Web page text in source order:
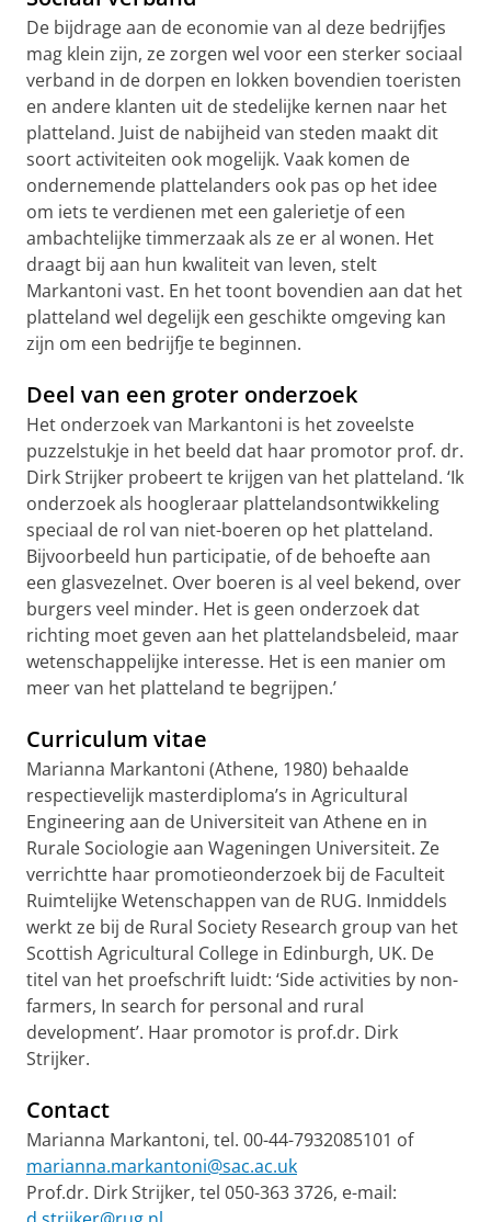
De bijdrage aan de economie van al deze bedrijfjes
mag klein zijn, ze zorgen wel voor een sterker sociaal
verband in de dorpen en lokken bovendien toeristen
en andere klanten uit de stedelijke kernen naar het
platteland. Juist de nabijheid van steden maakt dit
soort activiteiten ook mogelijk. Vaak komen de
ondernemende plattelanders ook pas op het idee
om iets te verdienen met een galerietje of een
ambachtelijke timmerzaak als ze er al wonen. Het
draagt bij aan hun kwaliteit van leven, stelt
Markantoni vast. En het toont bovendien aan dat het
platteland wel degelijk een geschikte omgeving kan
zijn om een bedrijfje te beginnen.
Deel van een groter onderzoek
Het onderzoek van Markantoni is het zoveelste
puzzelstukje in het beeld dat haar promotor prof. dr.
Dirk Strijker probeert te krijgen van het platteland. ‘Ik
onderzoek als hoogleraar plattelandsontwikkeling
speciaal de rol van niet-boeren op het platteland.
Bijvoorbeeld hun participatie, of de behoefte aan
een glasvezelnet. Over boeren is al veel bekend, over
burgers veel minder. Het is geen onderzoek dat
richting moet geven aan het plattelandsbeleid, maar
wetenschappelijke interesse. Het is een manier om
meer van het platteland te begrijpen.’
Curriculum vitae
Marianna Markantoni (Athene, 1980) behaalde
respectievelijk masterdiploma’s in Agricultural
Engineering aan de Universiteit van Athene en in
Rurale Sociologie aan Wageningen Universiteit. Ze
verrichtte haar promotieonderzoek bij de Faculteit
Ruimtelijke Wetenschappen van de RUG. Inmiddels
werkt ze bij de Rural Society Research group van het
Scottish Agricultural College in Edinburgh, UK. De
titel van het proefschrift luidt: ‘Side activities by non-
farmers, In search for personal and rural
development’. Haar promotor is prof.dr. Dirk
Strijker.
Contact
Marianna Markantoni, tel. 00-44-7932085101 of
marianna.markantoni@sac.ac.uk
Prof.dr. Dirk Strijker, tel 050-363 3726, e-mail: